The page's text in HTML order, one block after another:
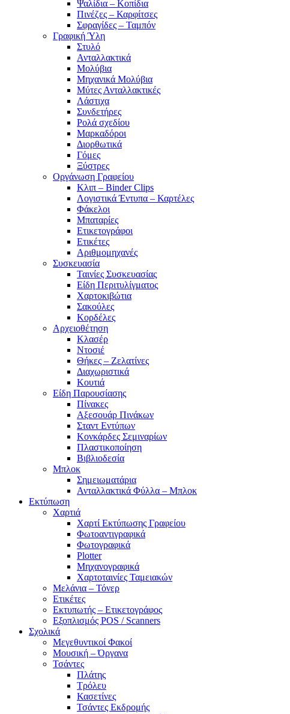
Ψαλίδια – Κοπίδια
Πινέζες – Καρφίτσες
Σφραγίδες – Ταμπόν
Γραφική Ύλη
Στυλό
Ανταλλακτικά
Μολύβια
Μηχανικά Μολύβια
Μύτες Ανταλλακτικές
Λάστιχα
Συνδετήρες
Ρολά σχεδίου
Μαρκαδόροι
Διορθωτικά
Γόμες
Ξύστρες
Οργάνωση Γραφείου
Κλιπ – Binder Clips
Λογιστικά Έντυπα – Καρτέλες
Φάκελοι
Μπαταρίες
Ετικετογράφοι
Ετικέτες
Αριθμομηχανές
Συσκευασία
Ταινίες Συσκευασίας
Είδη Περιτυλίγματος
Χαρτοκιβώτια
Σακούλες
Κορδέλες
Αρχειοθέτηση
Κλασέρ
Ντοσιέ
Θήκες – Ζελατίνες
Διαχωριστικά
Κουτιά
Είδη Παρουσίασης
Πίνακες
Αξεσουάρ Πινάκων
Σταντ Εντύπων
Κονκάρδες Σεμιναρίων
Πλαστικοποίηση
Βιβλιοδεσία
Μπλοκ
Σημειωματάρια
Ανταλλακτικά Φύλλα – Μπλοκ
Εκτύπωση
Χαρτιά
Χαρτί Εκτύπωσης Γραφείου
Φωτοαντιγραφικά
Φωτογραφικά
Plotter
Μηχανογραφικά
Χαρτοταινίες Ταμειακών
Μελάνια – Τόνερ
Ετικέτες
Εκτυπωτής – Ετικετογράφος
Εξοπλισμός POS / Scanners
Σχολικά
Μεγεθυντικοί Φακοί
Μουσική – Όργανα
Τσάντες
Πλάτης
Τρόλευ
Κασετίνες
Τσάντες Εκδρομής